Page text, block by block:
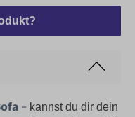
- kannst du dir dein